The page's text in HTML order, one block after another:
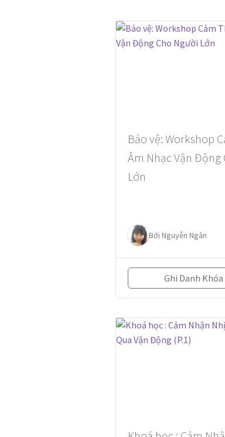
Bảo vệ: Workshop
Âm Nhạc Vận Động
Lớn
Bởi Nguyễn Ngân
Ghi Danh